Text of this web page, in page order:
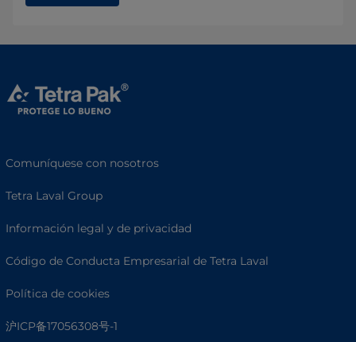
Comuníquese con nosotros
Tetra Laval Group
Información legal y de privacidad
Código de Conducta Empresarial de Tetra Laval
Política de cookies
沪ICP备17056308号-1